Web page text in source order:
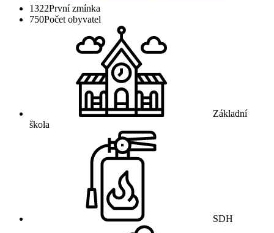
1322První zmínka
750Počet obyvatel
Základní
škola
SDH